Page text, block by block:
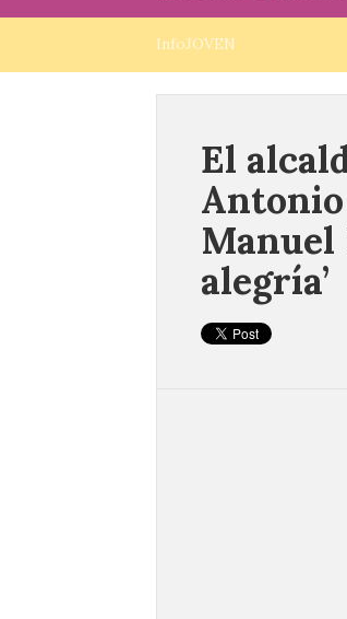
InfoJOVEN
El
Antonio
Manuel
alegría’